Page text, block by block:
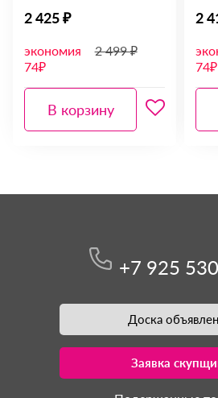
2 425 ₽
экономия
74₽
2 499 ₽
В корзину
2
74₽
+7 925
Доска
Заявка